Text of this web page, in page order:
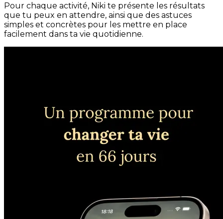
Pour chaque activité, Niki te présente les résultats
que tu peux en attendre, ainsi que des astuces
simples et concrètes pour les mettre en place
facilement dans ta vie quotidienne.